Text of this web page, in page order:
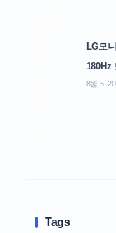
LG모
180Hz
8월 5,
Tags